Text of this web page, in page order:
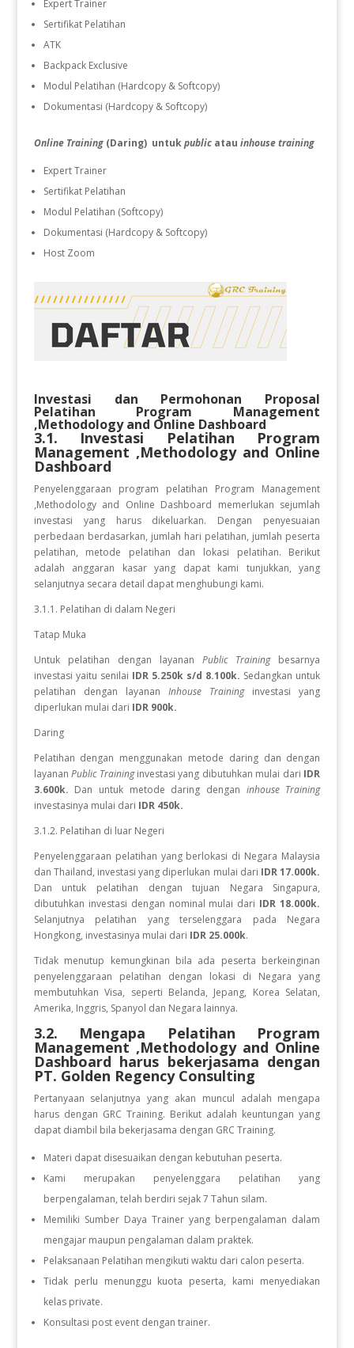
Expert Trainer
Sertifikat Pelatihan
ATK
Backpack Exclusive
Modul Pelatihan (Hardcopy & Softcopy)
Dokumentasi (Hardcopy & Softcopy)
Online Training (Daring) untukpublic atau inhouse training
Expert Trainer
Sertifikat Pelatihan
Modul Pelatihan (Softcopy)
Dokumentasi (Hardcopy & Softcopy)
Host Zoom
Investasi dan Permohonan Proposal
Pelatihan Program Management
,Methodology and Online Dashboard
3.1. Investasi Pelatihan Program
Management ,Methodology and Online
Dashboard
Penyelenggaraan program pelatihan Program Management
,Methodology and Online Dashboard memerlukan sejumlah
investasi yang harus dikeluarkan. Dengan penyesuaian
perbedaan berdasarkan, jumlah hari pelatihan, jumlah peserta
pelatihan, metode pelatihan dan lokasi pelatihan. Berikut
adalah anggaran kasar yang dapat kami tunjukkan, yang
selanjutnya secara detail dapat menghubungi kami.
3.1.1. Pelatihan di dalam Negeri
Tatap Muka
Untuk pelatihan dengan layanan Public Trainingbesarnya
investasi yaitu senilai IDR 5.250k s/d 8.100k. Sedangkan untuk
pelatihan dengan layanan Inhouse Training investasi yang
diperlukan mulai dari IDR 900k.
Daring
Pelatihan dengan menggunakan metode daring dan dengan
layananPublic Traininginvestasi yang dibutuhkan mulai dari IDR
3.600k. Dan untuk metode daring dengan inhouse Training
investasinya mulai dari IDR 450k.
3.1.2. Pelatihan di luar Negeri
Penyelenggaraan pelatihan yang berlokasi di Negara Malaysia
dan Thailand, investasi yang diperlukan mulai dari IDR 17.000k.
Dan
untuk pelatihan dengan tujuan Negara
Singapura,
dibutuhkan investasi dengan nominal mulai dari IDR 18.000k.
Selanjutnya pelatihan yang terselenggara pada Negara
Hongkong, investasinya mulai dari IDR 25.000k.
Tidak menutup kemungkinan bila ada peserta berkeinginan
penyelenggaraan pelatihan dengan lokasi di Negara yang
membutuhkan Visa, seperti Belanda, Jepang, Korea Selatan,
Amerika, Inggris, Spanyol dan Negara lainnya.
3.2. Mengapa Pelatihan Program
Management ,Methodology and Online
Dashboard harus bekerjasama dengan
PT. Golden Regency Consulting
Pertanyaan selanjutnya yang akan muncul adalah mengapa
harus dengan GRC Training. Berikut adalah keuntungan yang
dapat diambil bila bekerjasama dengan GRC Training.
Materi dapat disesuaikan dengan kebutuhan peserta.
Kami merupakan penyelenggara pelatihan yang
berpengalaman, telah berdiri sejak 7 Tahun silam.
Memiliki Sumber Daya Trainer yang berpengalaman dalam
mengajar maupun pengalaman dalam praktek.
Pelaksanaan Pelatihan mengikuti waktu dari calon peserta.
Tidak perlu menunggu kuota peserta, kami menyediakan
kelas private.
Konsultasi post event dengan trainer.